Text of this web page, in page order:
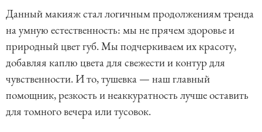
Данный макияж стал логичным продолжениям тренда
на умную естественность: мы не прячем здоровье и
природный цвет губ. Мы подчеркиваем их красоту,
добавляя каплю цвета для свежести и контур для
чувственности. И то, тушевка — наш главный
помощник, резкость и неаккуратность лучше оставить
для томного вечера или тусовок.